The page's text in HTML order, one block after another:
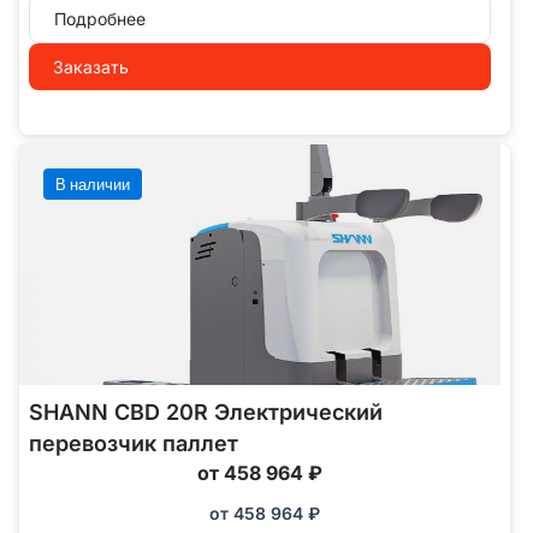
Подробнее
Заказать
В наличии
SHANN CBD 20R Электрический
перевозчик паллет
от 458 964 ₽
от 458 964 ₽